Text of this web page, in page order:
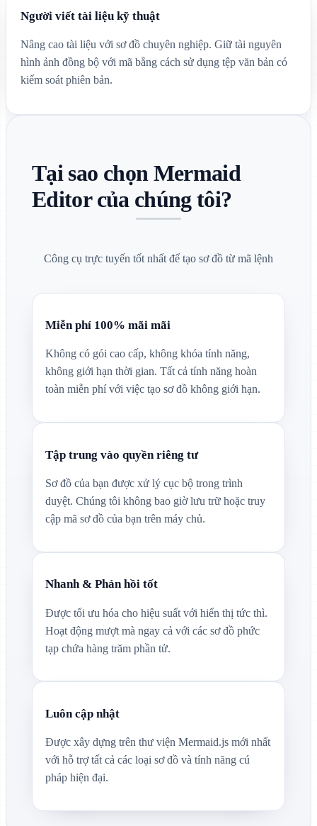
Người viết tài liệu kỹ thuật
Nâng cao tài liệu với sơ đồ chuyên nghiệp. Giữ tài nguyên
hình ảnh đồng bộ với mã bằng cách sử dụng tệp văn bản có
kiểm soát phiên bản.
Tại sao chọn Mermaid
Editor của chúng tôi?
Công cụ trực tuyến tốt nhất để tạo sơ đồ từ mã lệnh
Miễn phí 100% mãi mãi
Không có gói cao cấp, không khóa tính năng,
không giới hạn thời gian. Tất cả tính năng hoàn
toàn miễn phí với việc tạo sơ đồ không giới hạn.
Tập trung vào quyền riêng tư
Sơ đồ của bạn được xử lý cục bộ trong trình
duyệt. Chúng tôi không bao giờ lưu trữ hoặc truy
cập mã sơ đồ của bạn trên máy chủ.
Nhanh & Phản hồi tốt
Được tối ưu hóa cho hiệu suất với hiển thị tức thì.
Hoạt động mượt mà ngay cả với các sơ đồ phức
tạp chứa hàng trăm phần tử.
Luôn cập nhật
Được xây dựng trên thư viện Mermaid.js mới nhất
với hỗ trợ tất cả các loại sơ đồ và tính năng cú
pháp hiện đại.